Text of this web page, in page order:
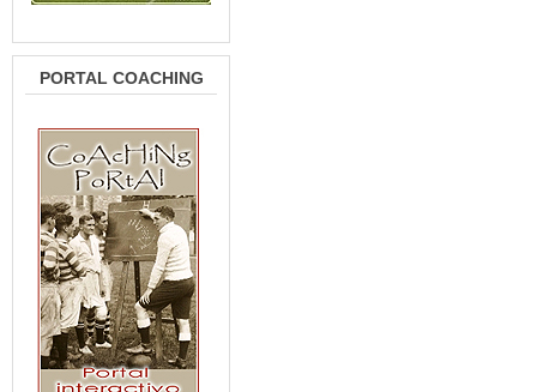
PORTAL COACHING